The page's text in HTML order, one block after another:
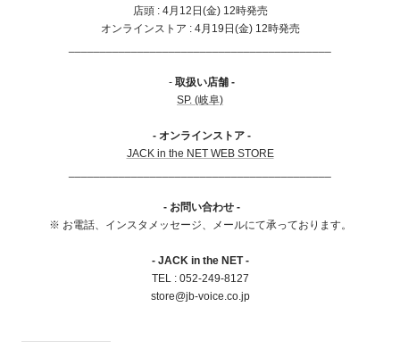
店頭 : 4月12日(金) 12時発売
オンラインストア : 4月19日(金) 12時発売
- 取扱い店舗 -
SP. (岐阜)
- オンラインストア -
JACK in the NET WEB STORE
- お問い合わせ -
※ お電話、インスタメッセージ、メールにて承っております。
- JACK in the NET -
TEL : 052-249-8127
store@jb-voice.co.jp